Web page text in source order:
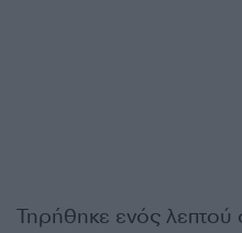
Τηρήθηκε ενός λεπτού